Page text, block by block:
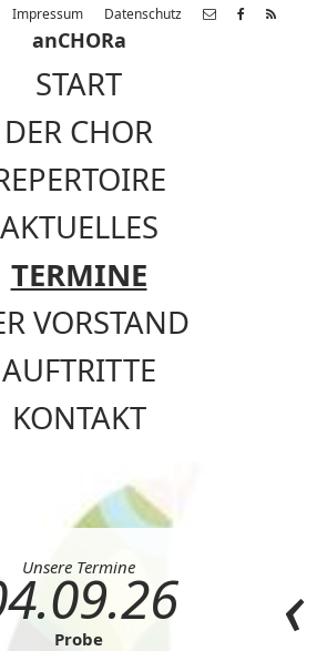
Impressum Datenschutz
anCHORa
START
DER CHOR
AKTUELLES
TERMINE
VORSTAND
AUFTRITTE
KONTAKT
Unsere Termine
Probe